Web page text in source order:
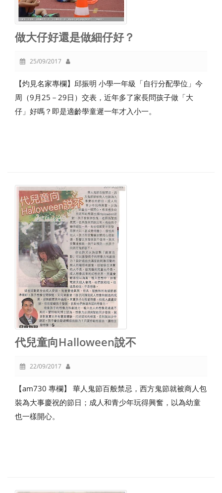
做大仔好還是做細仔好？
25/09/2017
【灼見名家專欄】邱振明 小學一年級「自行分配學位」今
周（9月25－29日）交表，近年多了家長問孩子做「大
仔」好嗎？即是適齡學童遲一年才入小一。
代兒童向Halloween說不
22/09/2017
【am730 專欄】 華人鬼節百般禁忌，西方鬼節就被商人包
裝為大事慶祝的節日；成人和青少年玩得興奮，以為幼童
也一樣開心。